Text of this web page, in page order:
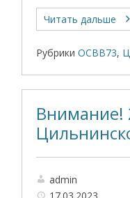
Читать дальше
Рубрики ОСВВ73,
Внимание!
admin